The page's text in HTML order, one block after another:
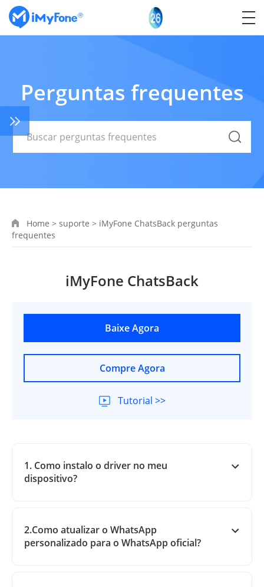
Perguntas frequentes
Home > suporte > iMyFone ChatsBack perguntas
frequentes
iMyFone ChatsBack
Baixe Agora
Compre Agora
Tutorial >>
1. Como instalo o driver no meu
dispositivo?
2.Como atualizar o WhatsApp
personalizado para o WhatsApp oficial?